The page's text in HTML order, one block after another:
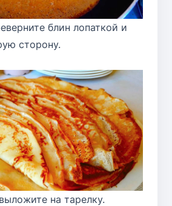
блин лопаткой и
сторону.
на тарелку.